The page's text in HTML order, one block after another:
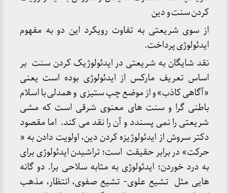
کردن سنت و دین
از سوی شریعتی به تفاوت رویکرد این دو به مفهوم
ایدئولوژی پرداخت.
نقد شایگان به شریعتی در ایدئولوژیک کردن سنت بر
اساس تعریف مارکس از ایدئولوژی بوده است یعنی
«آگاهی کاذب» و از موضع چپ ستیزی و همدلی با اسلام
باطنی گرا و سنت های معنوی شرقی است که مشی
شریعتی را نمی پسندد و آن را نقد می کند. اما مقصود
دکتر سروش از ایدئولوژیزه کردن دین، اولویت دادن به «
حرکت» در برابر حقیقت است؛ تراشیدن ایدئولوژی برای
به درد خوردن؛ ایدئولوژی به مثابه سلاحی برا. دو گانه
هایی مثل تشیع علوی- تشیع صفوی، انتظار، مذهب